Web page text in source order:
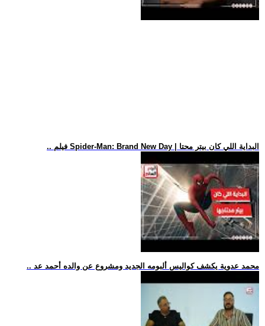
.. فيلم Spider-Man: Brand New Day | البداية اللي كان بيتر محتا
.. محمد عدوية يكشف كواليس ألبومه الجديد ومشروع عن والده أحمد عد